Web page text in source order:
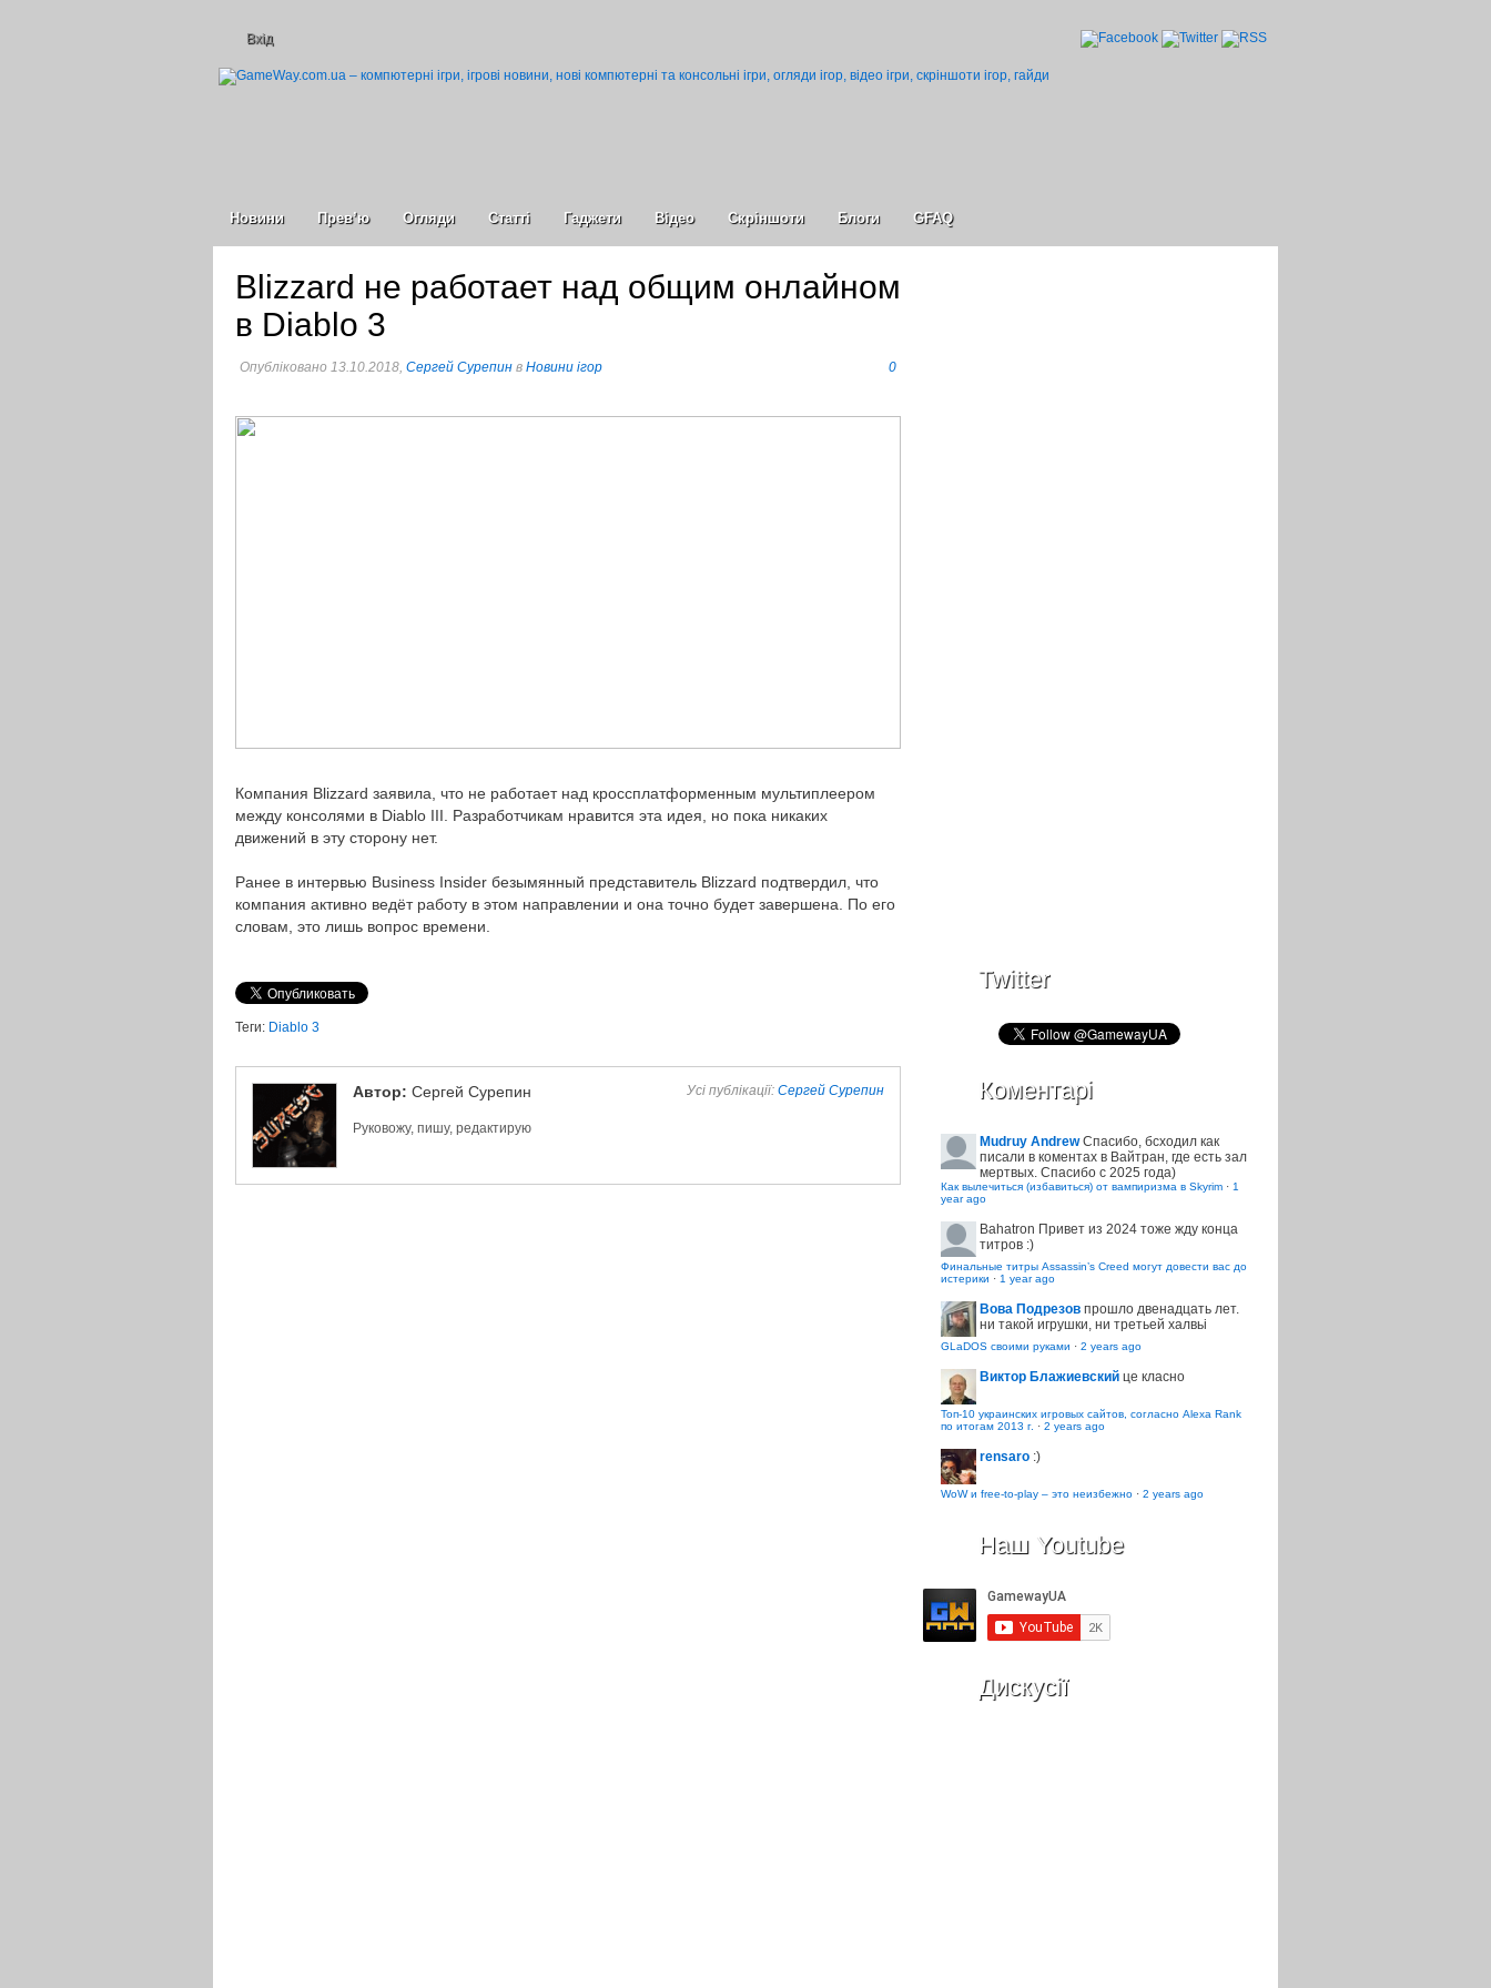
Вхід
Новини Прев’ю Огляди Статті Гаджети Відео Cкріншоти Блоги GFAQ
Blizzard не работает над общим онлайном
в Diablo 3
Опубліковано 13.10.2018, Сергей Сурепин в Новини ігор 0
Компания Blizzard заявила, что не работает над кроссплатформенным мультиплеером
между консолями в Diablo III. Разработчикам нравится эта идея, но пока никаких
движений в эту сторону нет.
Ранее в интервью Business Insider безымянный представитель Blizzard подтвердил, что
компания активно ведёт работу в этом направлении и она точно будет завершена. По его
словам, это лишь вопрос времени.
Теги: Diablo 3
Автор: Сергей Сурепин Усі публікації: Сергей Сурепин
Руковожу, пишу, редактирую
Twitter
Коментарі
Mudruy Andrew Спасибо, бсходил как
писали в коментах в Вайтран, где есть зал
мертвых. Спасибо с 2025 года)
Как вылечиться (избавиться) от вампиризма в Skyrim · 1
year ago
Bahatron Привет из 2024 тоже жду конца
титров :)
Финальные титры Assassin’s Creed могут довести вас до
истерики · 1 year ago
Вова Подрезов прошло двенадцать лет.
ни такой игрушки, ни третьей халвьі
GLaDOS своими руками · 2 years ago
Виктор Блажиевский це класно
Топ-10 украинских игровых сайтов, согласно Alexa Rank
по итогам 2013 г. · 2 years ago
rensaro :)
WoW и free-to-play – это неизбежно · 2 years ago
Наш Youtube
Дискусії